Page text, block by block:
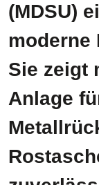
(MDSU)
moderne
Sie zeigt
Anlage